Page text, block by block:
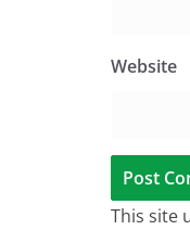
Website
This site